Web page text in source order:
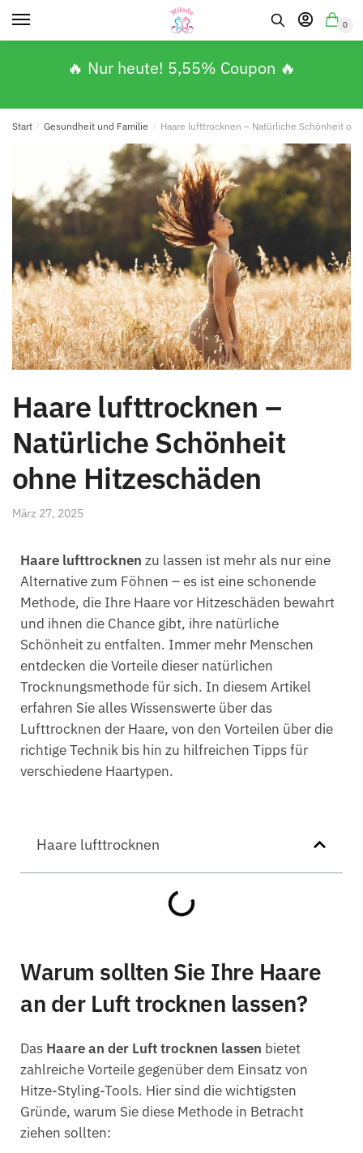
0
🔥 Nur heute! 5,55% Coupon 🔥
Start / Gesundheit und Familie / Haare lufttrocknen – Natürliche Schönheit
Haare lufttrocknen –
Natürliche Schönheit
ohne Hitzeschäden
März 27, 2025
Haare lufttrocknen zu lassen ist mehr als nur eine
Alternative zum Föhnen – es ist eine schonende
Methode, die Ihre Haare vor Hitzeschäden bewahrt
und ihnen die Chance gibt, ihre natürliche
Schönheit zu entfalten. Immer mehr Menschen
entdecken die Vorteile dieser natürlichen
Trocknungsmethode für sich. In diesem Artikel
erfahren Sie alles Wissenswerte über das
Lufttrocknen der Haare, von den Vorteilen über die
richtige Technik bis hin zu hilfreichen Tipps für
verschiedene Haartypen.
Haare lufttrocknen
Warum sollten Sie Ihre Haare
an der Luft trocknen lassen?
Das Haare an der Luft trocknen lassen bietet
zahlreiche Vorteile gegenüber dem Einsatz von
Hitze-Styling-Tools. Hier sind die wichtigsten
Gründe, warum Sie diese Methode in Betracht
ziehen sollten: